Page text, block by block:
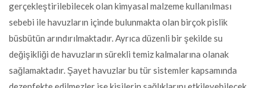
gerçekleştirilebilecek olan kimyasal malzeme kullanılması
sebebi ile havuzların içinde bulunmakta olan birçok pislik
büsbütün arındırılmaktadır. Ayrıca düzenli bir şekilde su
değişikliği de havuzların sürekli temiz kalmalarına olanak
sağlamaktadır. Şayet havuzlar bu tür sistemler kapsamında